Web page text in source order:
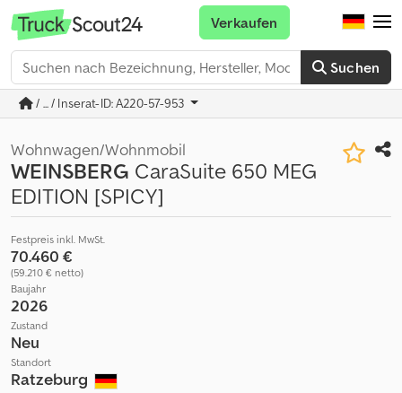
Suchen
Verkaufen
/ ... / Inserat-ID: A220-57-953
Wohnwagen/Wohnmobil
WEINSBERG CaraSuite 650 MEG
EDITION [SPICY]
Festpreis inkl. MwSt.
70.460 €
(59.210 € netto)
Baujahr
2026
Zustand
Neu
Standort
Ratzeburg